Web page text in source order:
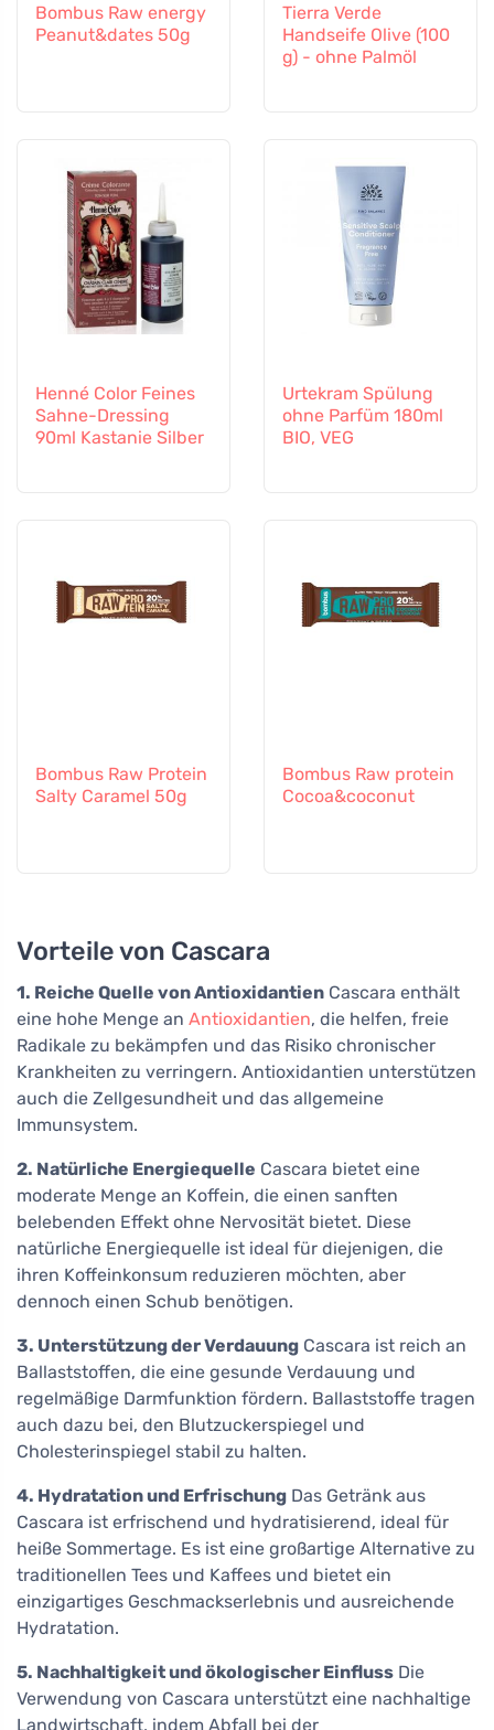
Bombus Raw energy
Peanut&dates 50g
Tierra Verde
Handseife Olive (100
g) - ohne Palmöl
Henné Color Feines
Sahne-Dressing
90ml Kastanie Silber
Urtekram Spülung
ohne Parfüm 180ml
BIO, VEG
Bombus Raw Protein
Salty Caramel 50g
Bombus Raw protein
Cocoa&coconut
Vorteile von Cascara
1. Reiche Quelle von Antioxidantien Cascara enthält
eine hohe Menge an Antioxidantien, die helfen, freie
Radikale zu bekämpfen und das Risiko chronischer
Krankheiten zu verringern. Antioxidantien unterstützen
auch die Zellgesundheit und das allgemeine
Immunsystem.
2. Natürliche Energiequelle Cascara bietet eine
moderate Menge an Koffein, die einen sanften
belebenden Effekt ohne Nervosität bietet. Diese
natürliche Energiequelle ist ideal für diejenigen, die
ihren Koffeinkonsum reduzieren möchten, aber
dennoch einen Schub benötigen.
3. Unterstützung der Verdauung Cascara ist reich an
Ballaststoffen, die eine gesunde Verdauung und
regelmäßige Darmfunktion fördern. Ballaststoffe tragen
auch dazu bei, den Blutzuckerspiegel und
Cholesterinspiegel stabil zu halten.
4. Hydratation und Erfrischung Das Getränk aus
Cascara ist erfrischend und hydratisierend, ideal für
heiße Sommertage. Es ist eine großartige Alternative zu
traditionellen Tees und Kaffees und bietet ein
einzigartiges Geschmackserlebnis und ausreichende
Hydratation.
5. Nachhaltigkeit und ökologischer Einfluss Die
Verwendung von Cascara unterstützt eine nachhaltige
Landwirtschaft, indem Abfall bei der